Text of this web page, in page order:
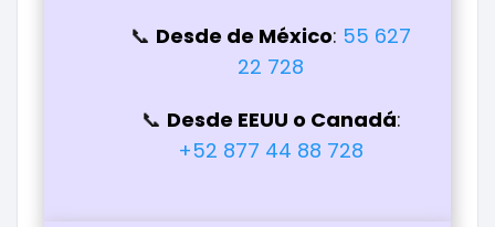
Desde de México: 55 627
22 728
Desde EEUU o Canadá:
+52 877 44 88 728